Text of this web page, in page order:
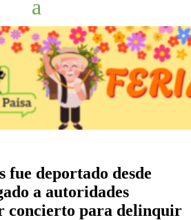
fue deportado desde
a autoridades
concierto para delinquir